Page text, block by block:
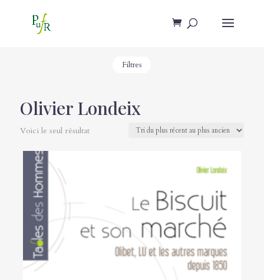
Filtres
Olivier Londeix
Voici le seul résultat